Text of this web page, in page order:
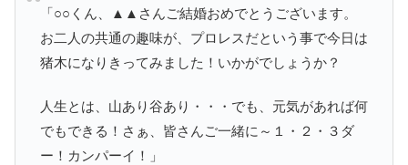
「○○くん、▲▲さんご結婚おめでとうございます。
お二人の共通の趣味が、プロレスだという事で今日は
猪木になりきってみました！いかがでしょうか？
人生とは、山あり谷あり・・・でも、元気があれば何
でもできる！さぁ、皆さんご一緒に～１・２・３ダ
ー！カンパーイ！」